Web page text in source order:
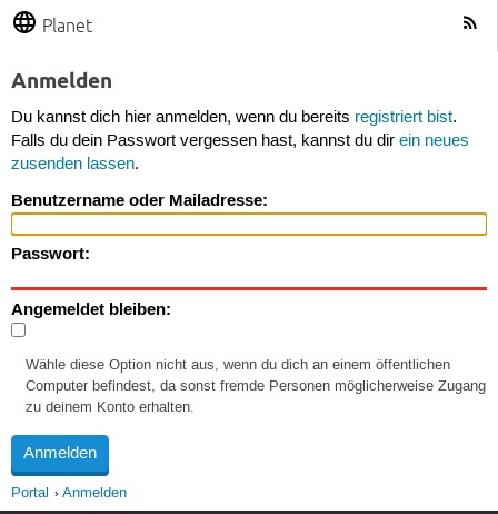
Planet
Anmelden
Du kannst dich hier anmelden, wenn du bereits registriert bist.
Falls du dein Passwort vergessen hast, kannst du dir ein neues
zusenden lassen.
Benutzername oder Mailadresse:
Passwort:
Angemeldet bleiben:
Wähle diese Option nicht aus, wenn du dich an einem öffentlichen
Computer befindest, da sonst fremde Personen möglicherweise Zugang
zu deinem Konto erhalten.
Portal Anmelden